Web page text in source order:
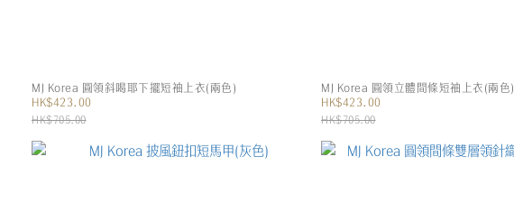
MJ Korea 圓領斜喝耶下擺短袖上衣(兩色)
HK$423.00
HK$705.00
MJ Korea 圓領立體間條短袖上衣(兩色)
HK$423.00
HK$705.00